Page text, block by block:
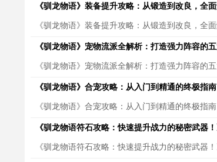
《驯龙物语》装备提升攻略：从锻造到改良，全
《驯龙物语》装备提升攻略：从锻造到改良，全
《驯龙物语》宠物流派全解析：打造强力阵容的
《驯龙物语》宠物流派全解析：打造强力阵容的
《驯龙物语》合宠攻略：从入门到精通的终极指南
《驯龙物语》合宠攻略：从入门到精通的终极指南
《驯龙物语符石攻略：快速提升战力的秘密武器！
《驯龙物语符石攻略：快速提升战力的秘密武器！